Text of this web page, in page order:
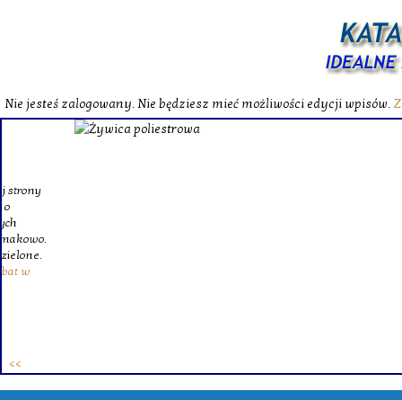
Nie jesteś zalogowany. Nie będziesz mieć możliwości edycji wpisów.